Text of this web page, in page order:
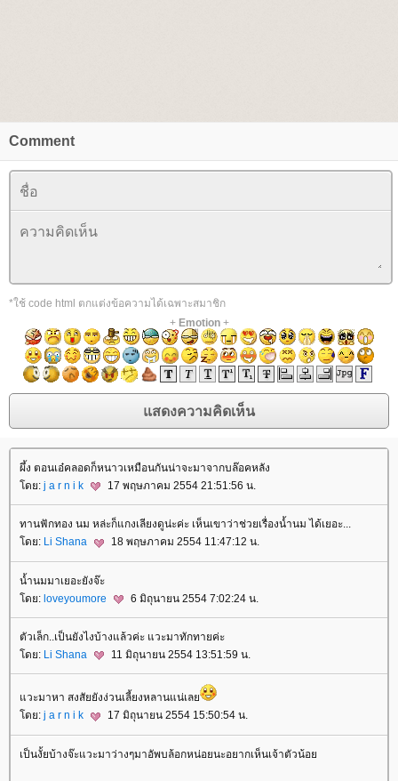
Comment
*ใช้ code html ตกแต่งข้อความได้เฉพาะสมาชิก
+ Emotion+
ผึ้ง ตอนเอ๋คลอดก็หนาวเหมือนกันน่าจะมาจากบล๊อคหลัง
ดย: j a r n i k 17 พฤษภาคม 2554 21:51:56 น.
ทานฟักทอง นม หล่ะก็แกงเลียงดูน่ะค่ะ เห็นเขาว่าช่วยเรื่องน้ำนม ได้เยอะ...
ดย: Li Shana 18 พฤษภาคม 2554 11:47:12 น.
น้ำนมมาเยอะยังจ๊ะ
ดย: loveyoumore 6 มิถุนายน 2554 7:02:24 น.
ตัวเล็ก..เป็นยังไงบ้างแล้วค่ะ แวะมาทักทายค่ะ
ดย: Li Shana 11 มิถุนายน 2554 13:51:59 น.
วะมาหา สงสัยยังง่วนเลี้ยงหลานแน่เล
ดย: j a r n i k 17 มิถุนายน 2554 15:50:54 น.
เป็นงั้ยบ้างจ๊ะแวะมาว่างๆมาอัพบล้อกหน่อยนะอยากเห็นเจ้าตัวน้อ